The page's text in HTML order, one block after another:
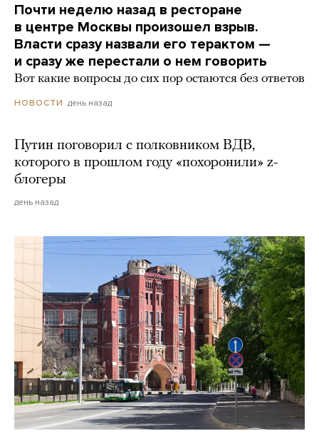
Почти неделю назад в ресторане
в центре Москвы произошел взрыв.
Власти сразу назвали его терактом —
и сразу же перестали о нем говорить
Вот какие вопросы до сих пор остаются без ответов
НОВОСТИ день назад
Путин поговорил с полковником ВДВ,
которого в прошлом году «похоронили» z-
блогеры
день назад